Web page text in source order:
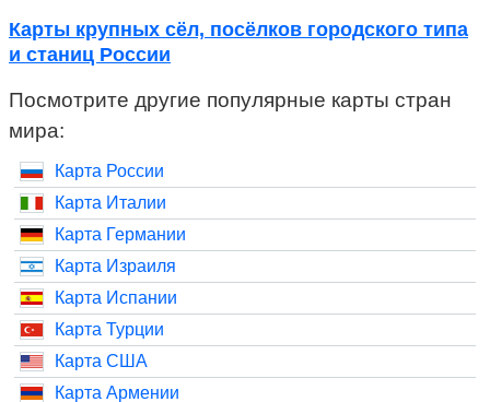
Карты крупных сёл, посёлков городского типа
и станиц России
Посмотрите другие популярные карты стран
мира:
Карта России
Карта Италии
Карта Германии
Карта Израиля
Карта Испании
Карта Турции
Карта США
Карта Армении